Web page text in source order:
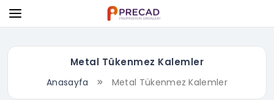
Metal Tükenmez Kalemler
Anasayfa Metal Tükenmez Kalemler